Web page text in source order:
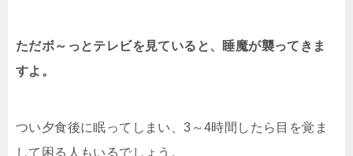
ただボ～っとテレビを見ていると、睡魔が襲ってきま
すよ。
つい夕食後に眠ってしまい、3～4時間したら目を覚ま
して困る人もいるでしょう。